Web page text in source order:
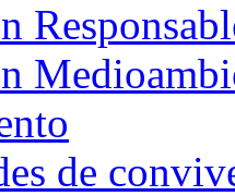
de